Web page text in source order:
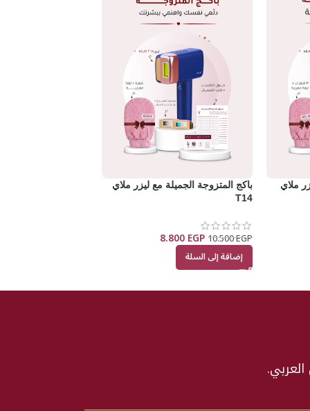
الإحترام قبل ما اطلب كنت خايفه بس من كميه
و كنت خايفه ان ميكونش فيه معاينه بس طلع فيه
إن شاء الله لما اجرب الجهاز هقولكم رأي
ملاي
باكج المتزوجة الجميلة مع ليزر ملاي
T14
10.500EGP
8.800EGP
إضافة إلى السلة